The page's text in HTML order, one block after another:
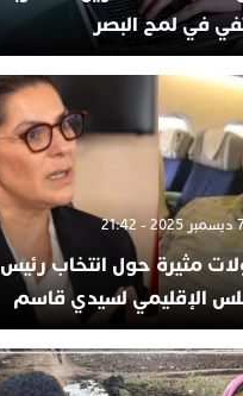
في لمح البصر
مثيرة حول انتخاب رئيس
الإقليمي لسيدي قاسم